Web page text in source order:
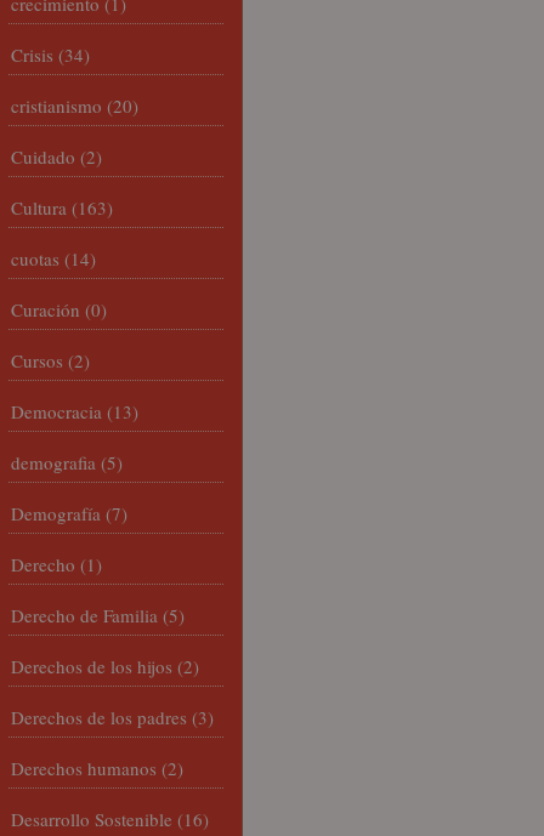
Crisis (34)
cristianismo (20)
Cuidado (2)
Cultura (163)
cuotas (14)
Curación (0)
Cursos (2)
Democracia (13)
demografia (5)
Demografía (7)
Derecho (1)
Derecho de Familia (5)
Derechos de los hijos (2)
Derechos de los padres (3)
Derechos humanos (2)
Desarrollo Sostenible (16)